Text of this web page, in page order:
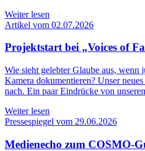
Weiter lesen
Artikel vom 02.07.2026
Projektstart bei „Voices of
Wie sieht gelebter Glaube aus, wenn
Kamera dokumentieren? Unser
nach. Ein paar Eindrücke von
Weiter lesen
Pressespiegel vom 29.06.2026
Medienecho zum COSMO-